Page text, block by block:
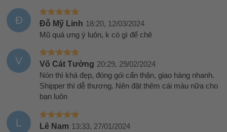
Đ Đỗ Mỹ Linh 18:20, 12/03/2024
Mũ quá ưng ý luôn, k có gì để chê
V Võ Cát Tường 20:29, 29/02/2024
Nón thì khá đẹp, đóng gói cẩn thận, giao hàng nhanh.
Shipper thì dễ thương. Nên đặt thêm cái màu nữa cho
bạn luôn
L Lê Nam 13:33, 27/01/2024